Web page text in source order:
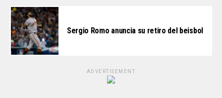
Sergio Romo anuncia su retiro del beisbol
ADVERTISEMENT